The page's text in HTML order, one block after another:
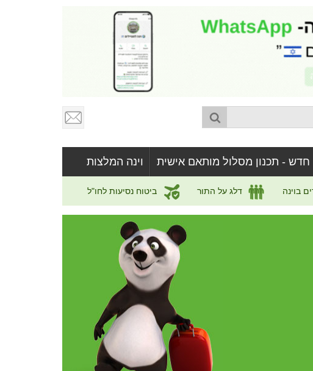
חדש - תכנון מסלול מותאם אישית וינה המלצות
בוינה דלג על התור ביטוח נסיעות לחו"ל